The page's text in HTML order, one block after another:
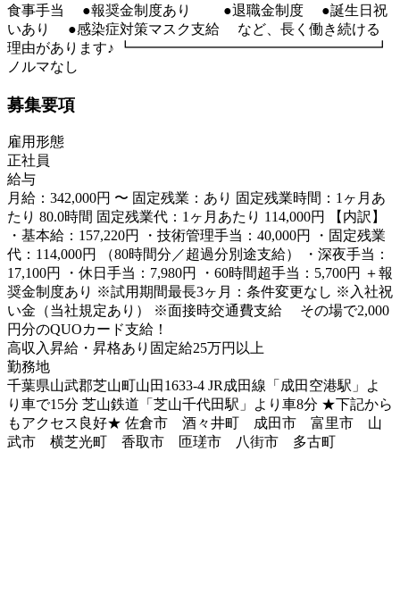
食事手当 ●報奨金制度あり ●退職金制度 ●誕生日祝
いあり ●感染症対策マスク支給 など、長く働き続ける
理由があります♪ ┗━━━━━━━━━━━━━━━━━┛
ノルマなし
募集要項
雇用形態
正社員
給与
月給：342,000円 〜 固定残業：あり 固定残業時間：1ヶ月あ
たり 80.0時間 固定残業代：1ヶ月あたり 114,000円 【内訳】
・基本給：157,220円 ・技術管理手当：40,000円 ・固定残業
代：114,000円 （80時間分／超過分別途支給） ・深夜手当：
17,100円 ・休日手当：7,980円 ・60時間超手当：5,700円 ＋報
奨金制度あり ※試用期間最長3ヶ月：条件変更なし ※入社祝
い金（当社規定あり） ※面接時交通費支給 その場で2,000
円分のQUOカード支給！
高収入昇給・昇格あり 固定給25万円以上
勤務地
千葉県山武郡芝山町山田1633-4 JR成田線「成田空港駅」よ
り車で15分 芝山鉄道「芝山千代田駅」より車8分 ★下記から
もアクセス良好★ 佐倉市 酒々井町 成田市 富里市 山
武市 横芝光町 香取市 匝瑳市 八街市 多古町